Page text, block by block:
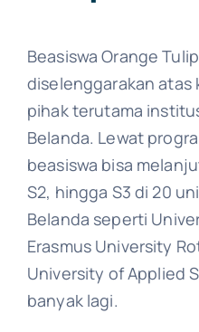
Beasiswa Orange
diselenggarakan atas
pihak terutama
Belanda. Lewat
beasiswa bisa
S2, hingga S3 di 20
Belanda seperti
Erasmus University
University of Applied
banyak lagi.